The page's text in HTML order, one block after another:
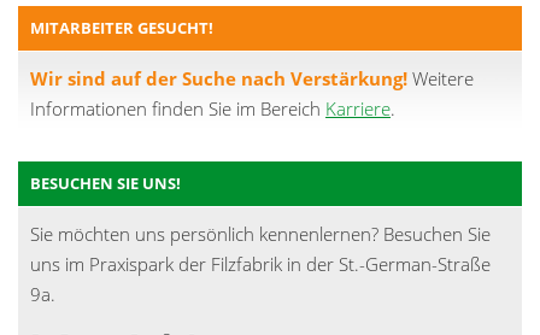
MITARBEITER GESUCHT!
Wir sind auf der Suche nach Verstärkung! Weitere
Informationen finden Sie im Bereich Karriere.
BESUCHEN SIE UNS!
Sie möchten uns persönlich kennenlernen? Besuchen Sie
uns im Praxispark der Filzfabrik in der St.-German-Straße
9a.